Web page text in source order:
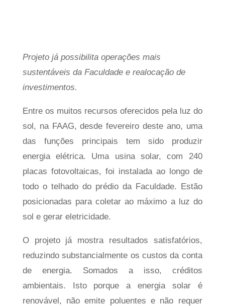
Projeto já possibilita operações mais
sustentáveis da Faculdade e realocação de
investimentos.
Entre os muitos recursos oferecidos pela luz do
sol, na FAAG, desde fevereiro deste ano, uma
das funções principais tem sido produzir
energia elétrica. Uma usina solar, com 240
placas fotovoltaicas, foi instalada ao longo de
todo o telhado do prédio da Faculdade. Estão
posicionadas para coletar ao máximo a luz do
sol e gerar eletricidade.
O projeto já mostra resultados satisfatórios,
reduzindo substancialmente os custos da conta
de energia. Somados a isso, créditos
ambientais. Isto porque a energia solar é
renovável, não emite poluentes e não requer